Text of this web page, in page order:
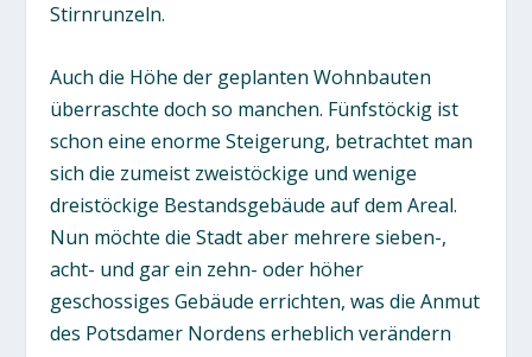
Stirnrunzeln.
Auch die Höhe der geplanten Wohnbauten
überraschte doch so manchen. Fünfstöckig ist
schon eine enorme Steigerung, betrachtet man
sich die zumeist zweistöckige und wenige
dreistöckige Bestandsgebäude auf dem Areal.
Nun möchte die Stadt aber mehrere sieben-,
acht- und gar ein zehn- oder höher
geschossiges Gebäude errichten, was die Anmut
des Potsdamer Nordens erheblich verändern